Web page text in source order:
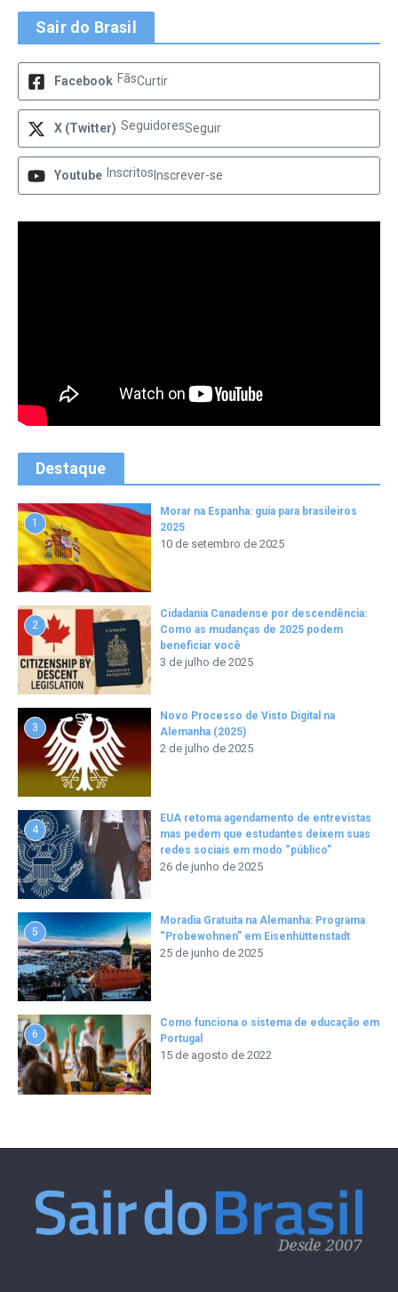
Sair do Brasil
Facebook FãsCurtir
X (Twitter) SeguidoresSeguir
Youtube Inscritos Inscrever-se
Destaque
1
Morar na Espanha: guia para brasileiros
2025
10 de setembro de 2025
2
Cidadania Canadense por descendência:
Como as mudanças de 2025 podem
beneficiar você
3 de julho de 2025
3
Novo Processo de Visto Digital na
Alemanha (2025)
2 de julho de 2025
4
EUA retoma agendamento de entrevistas
mas pedem que estudantes deixem suas
redes sociais em modo “público”
26 de junho de 2025
5
Moradia Gratuita na Alemanha: Programa
“Probewohnen” em Eisenhüttenstadt
25 de junho de 2025
6
Como funciona o sistema de educação em
Portugal
15 de agosto de 2022